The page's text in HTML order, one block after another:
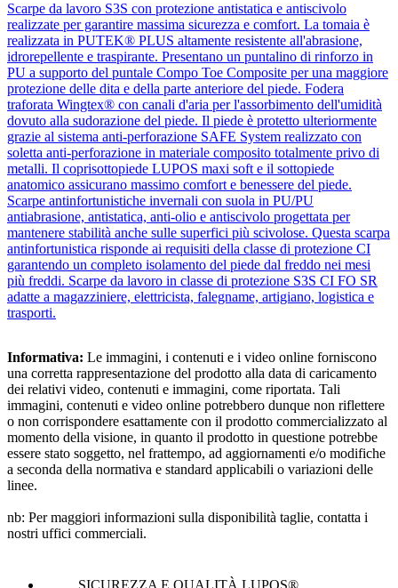
Scarpe da lavoro S3S con protezione antistatica e antiscivolo
realizzate per garantire massima sicurezza e comfort. La tomaia è
realizzata in PUTEK® PLUS altamente resistente all'abrasione,
idrorepellente e traspirante. Presentano un puntalino di rinforzo in
PU a supporto del puntale Compo Toe Composite per una maggiore
protezione delle dita e della parte anteriore del piede. Fodera
traforata Wingtex® con canali d'aria per l'assorbimento dell'umidità
dovuto alla sudorazione del piede. Il piede è protetto ulteriormente
grazie al sistema anti-perforazione SAFE System realizzato con
soletta anti-perforazione in materiale composito totalmente privo di
metalli. Il coprisottopiede LUPOS maxi soft e il sottopiede
anatomico assicurano massimo comfort e benessere del piede.
Scarpe antinfortunistiche invernali con suola in PU/PU
antiabrasione, antistatica, anti-olio e antiscivolo progettata per
mantenere stabilità anche sulle superfici più scivolose. Questa scarpa
antinfortunistica risponde ai requisiti della classe di protezione CI
garantendo un completo isolamento del piede dal freddo nei mesi
più freddi. Scarpe da lavoro in classe di protezione S3S CI FO SR
adatte a magazziniere, elettricista, falegname, artigiano, logistica e
trasporti.
Informativa: Le immagini, i contenuti e i video online forniscono
una corretta rappresentazione del prodotto alla data di caricamento
dei relativi video, contenuti e immagini, come riportata. Tali
immagini, contenuti e video online potrebbero dunque non riflettere
o non corrispondere esattamente con il prodotto commercializzato al
momento della visione, in quanto il prodotto in questione potrebbe
essere stato soggetto, nel frattempo, ad aggiornamenti e/o modifiche
a seconda della normativa e standard applicabili o variazioni delle
linee.
nb: Per maggiori informazioni sulla disponibilità taglie, contatta i
nostri uffici commerciali.
SICUREZZA E QUALITÀ LUPOS®